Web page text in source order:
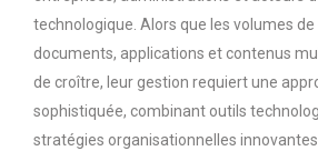
technologique. Alors que les volumes de
documents, applications et contenus
de croître, leur gestion requiert une
sophistiquée, combinant outils
stratégies organisationnelles innovantes.